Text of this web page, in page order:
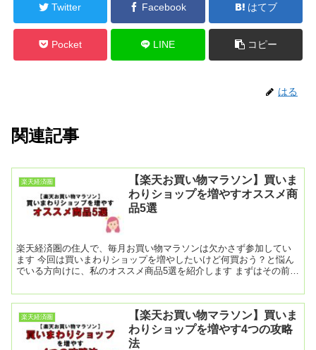
Twitter Facebook はてブ
Pocket LINE コピー
はる
関連記事
楽天経済圏
【楽天お買い物マラソン】買いま
わりショップを増やすオススメ商
品5選
楽天経済圏の住人で、毎月お買い物マラソンは欠かさず参加してい
ます 今回は買いまわりショップを増やしたいけど何買おう？と悩ん
でいる方向けに、私のオススメ商品5選を紹介します まずはその前
楽天経済圏
【楽天お買い物マラソン】買いま
わりショップを増やす4つの攻略
法